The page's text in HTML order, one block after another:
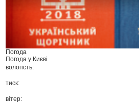
Погода
Погода у Києві
вологість:
тиск:
вітер: